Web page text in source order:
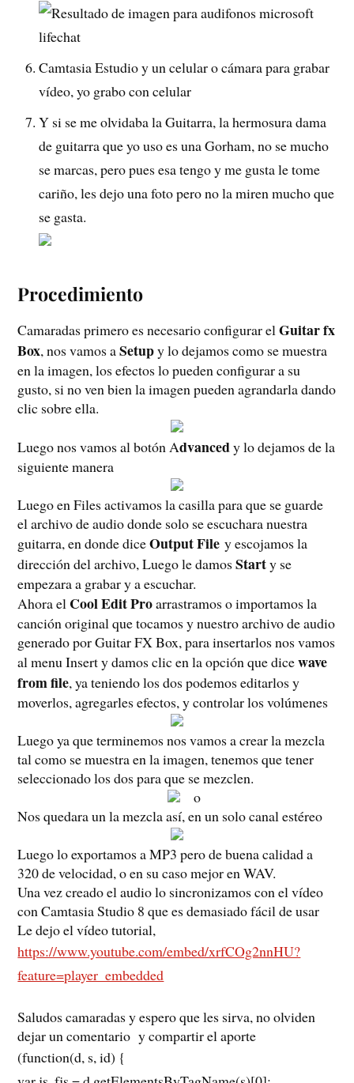
Camtasia Estudio y un celular o cámara para grabar
vídeo, yo grabo con celular
Y si se me olvidaba la Guitarra, la hermosura dama
de guitarra que yo uso es una Gorham, no se mucho
se marcas, pero pues esa tengo y me gusta le tome
cariño, les dejo una foto pero no la miren mucho que
se gasta.
Procedimiento
Camaradas primero es necesario configurar elGuitar fx
Box, nos vamos aSetupy lo dejamos como se muestra
en la imagen, los efectos lo pueden configurar a su
gusto, si no ven bien la imagen pueden agrandarla dando
clic sobre ella.
Luego nos vamos al botón Advancedy lo dejamos de la
siguiente manera
Luego en Files activamos la casilla para que se guarde
el archivo de audio donde solo se escuchara nuestra
guitarra, en donde diceOutput File y escojamos la
dirección del archivo, Luego le damosStarty se
empezara a grabar y a escuchar.
Ahora el Cool Edit Proarrastramos o importamos la
canción original que tocamos y nuestro archivo de audio
generado por Guitar FX Box, para insertarlos nos vamos
al menu Insert y damos clic en la opción que dicewave
from file, ya teniendo los dos podemos editarlos y
moverlos, agregarles efectos, y controlar los volúmenes
Luego ya que terminemos nos vamos a crear la mezcla
tal como se muestra en la imagen, tenemos que tener
seleccionado los dos para que se mezclen.
o
Nos quedara un la mezcla así, en un solo canal estéreo
Luego lo exportamos a MP3 pero de buena calidad a
320 de velocidad, o en su caso mejor en WAV.
Una vez creado el audio lo sincronizamos con el vídeo
con Camtasia Studio 8 que es demasiado fácil de usar
Le dejo el vídeo tutorial,
https://www.youtube.com/embed/xrfCOg2nnHU?
feature=player_embedded
Saludos camaradas y espero que les sirva, no olviden
dejar un comentario y compartir el aporte
(function(d, s, id) {